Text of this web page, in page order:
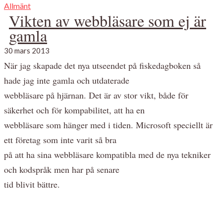
Allmänt
Vikten av webbläsare som ej är
gamla
30 mars 2013
När jag skapade det nya utseendet på fiskedagboken så
hade jag inte gamla och utdaterade
webbläsare på hjärnan. Det är av stor vikt, både för
säkerhet och för kompabilitet, att ha en
webbläsare som hänger med i tiden. Microsoft speciellt är
ett företag som inte varit så bra
på att ha sina webbläsare kompatibla med de nya tekniker
och kodspråk men har på senare
tid blivit bättre.